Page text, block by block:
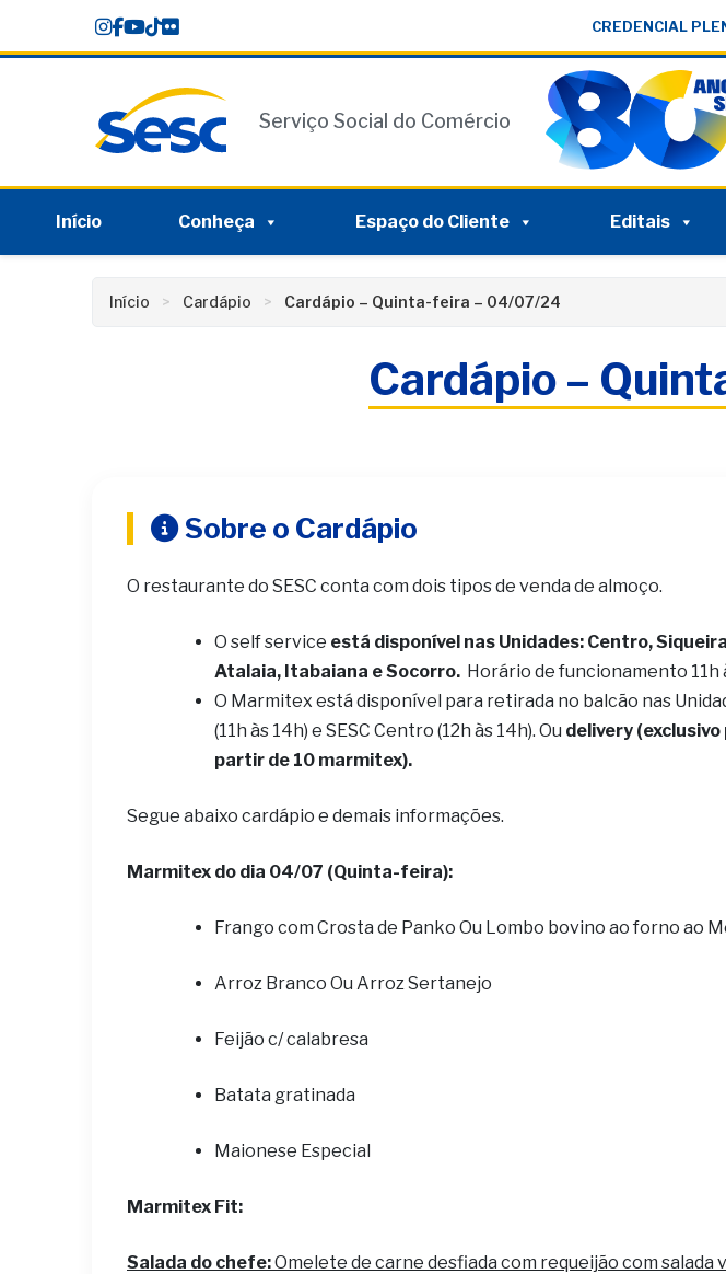
content
CREDENCIAL
Serviço Social do Comércio
Início Conheça Espaço do Cliente Editais
Início Cardápio Cardápio – Quinta-feira – 04/07/24
Cardápio –
Sobre o Cardápio
O restaurante do SESC conta com dois tipos de venda de almoço.
O self service está disponível nas Unidades: Centro,
Atalaia, Itabaiana e Socorro. Horário de funcionamento 11h
O Marmitex está disponível para retirada no balcão nas
(11h às 14h) e SESC Centro (12h às 14h). Ou delivery
partir de 10 marmitex).
Segue abaixo cardápio e demais informações.
Marmitex do dia 04/07 (Quinta-feira):
Frango com Crosta de Panko Ou Lombo bovino ao forno ao
Arroz Branco Ou Arroz Sertanejo
Feijão c/ calabresa
Batata gratinada
Maionese Especial
Marmitex Fit:
Salada do chefe:Omelete de carne desfiada com requeijão com salada